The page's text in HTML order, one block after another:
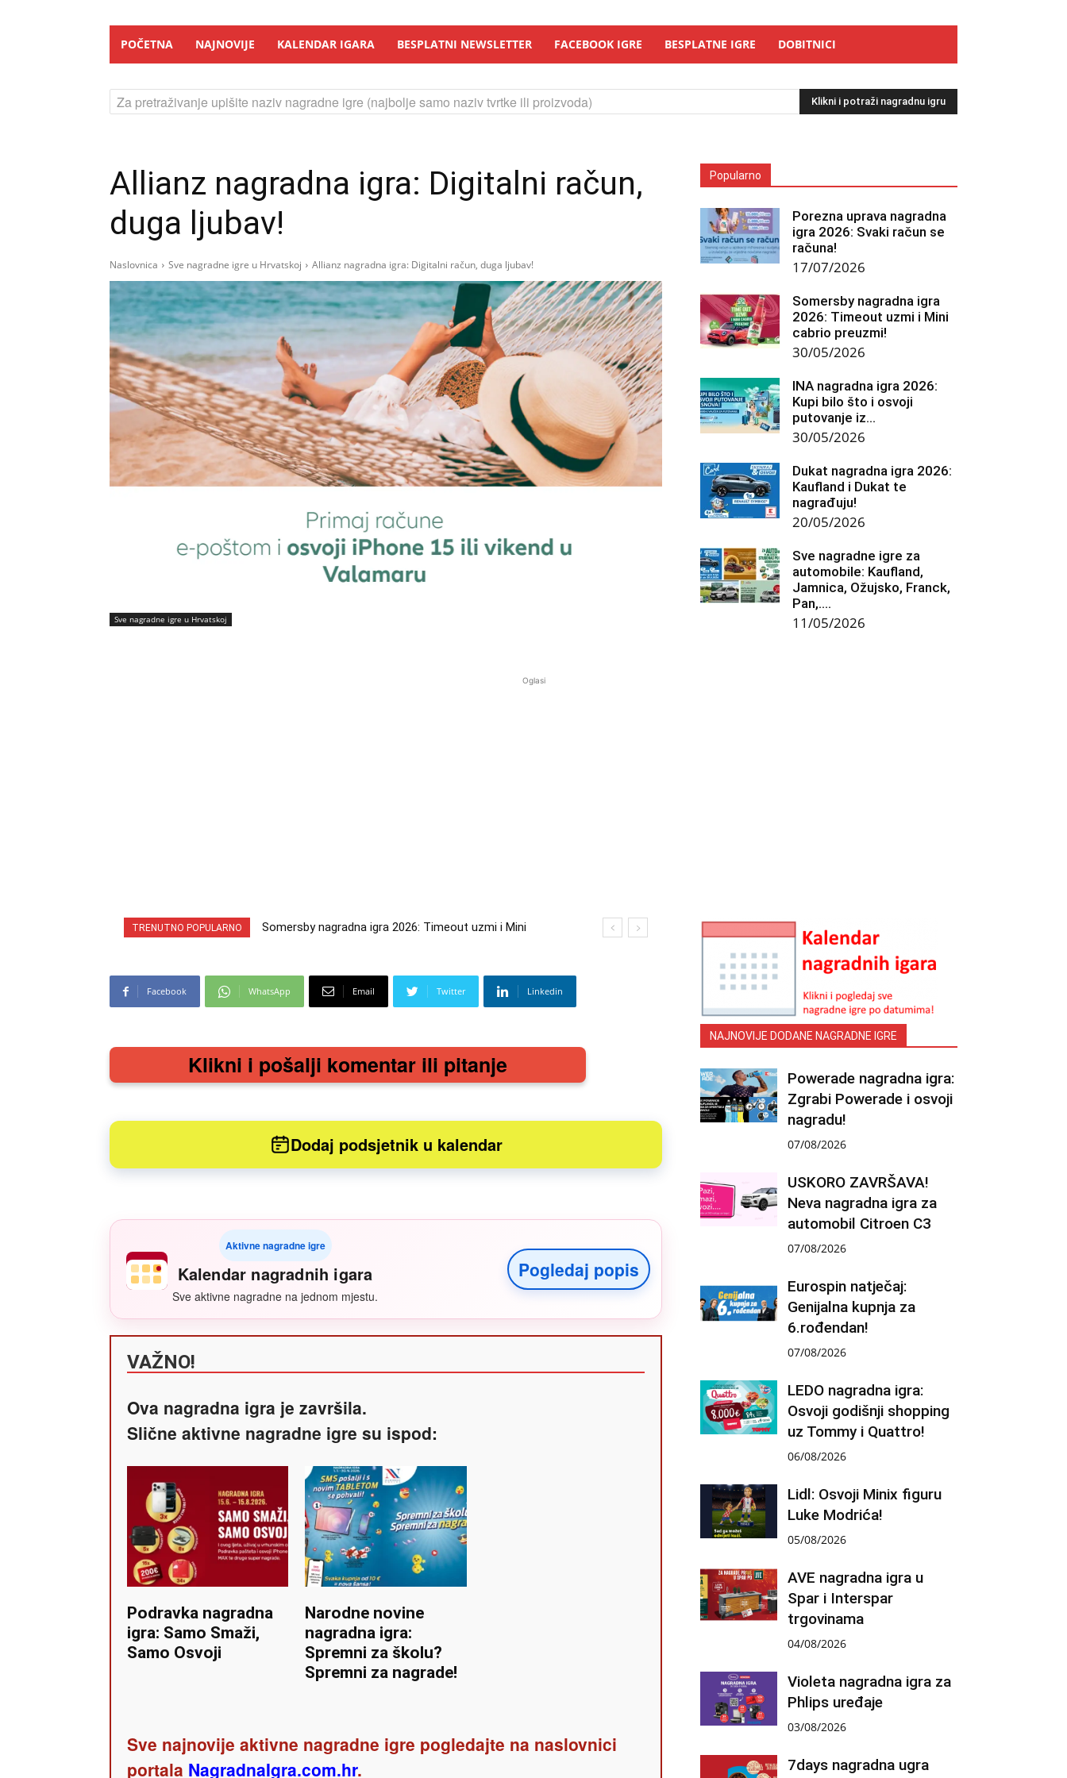
POČETNA NAJNOVIJE KALENDAR IGARA BESPLATNI NEWSLETTER FACEBOOK IGRE BESPLATNE IGRE DOBITNICI
Za pretraživanje upišite naziv nagradne igre (najbolje samo naziv tvrtke ili proizvoda) Klikni i potraži nagradnu igru
Allianz nagradna igra: Digitalni račun,
duga ljubav!
Naslovnica Sve nagradne igre u Hrvatskoj Allianz nagradna igra: Digitalni račun, duga ljubav!
Sve nagradne igre u Hrvatskoj
Popularno
Porezna uprava nagradna
igra 2026: Svaki račun se
računa!
17/07/2026
Somersby nagradna igra
2026: Timeout uzmi i Mini
cabrio preuzmi!
30/05/2026
INA nagradna igra 2026:
Kupi bilo što i osvoji
putovanje iz...
30/05/2026
Dukat nagradna igra 2026:
Kaufland i Dukat te
nagrađuju!
20/05/2026
Sve nagradne igre za
automobile: Kaufland,
Jamnica, Ožujsko, Franck,
Pan,….
11/05/2026
Oglasi
TRENUTNO POPULARNO
Somersby nagradna igra 2026: Timeout uzmi i Mini
INA nagradna igra 2026: Kupi bilo što i osvoji putovanje
Facebook WhatsApp Email Twitter Linkedin
Klikni i pošalji komentar ili pitanje
Dodaj podsjetnik u kalendar
Aktivne nagradne igre
Kalendar nagradnih igara
Sve aktivne nagradne na jednom mjestu.
Pogledaj popis
VAŽNO!
Ova nagradna igra je završila.
Slične aktivne nagradne igre su ispod:
Podravka nagradna
igra: Samo Smaži,
Samo Osvoji
Narodne novine
nagradna igra:
Spremni za školu?
Spremni za nagrade!
Sve najnovije aktivne nagradne igre pogledajte na naslovnici
portala NagradnaIgra.com.hr.
NAJNOVIJE DODANE NAGRADNE IGRE
Powerade nagradna igra:
Zgrabi Powerade i osvoji
nagradu!
07/08/2026
USKORO ZAVRŠAVA!
Neva nagradna igra za
automobil Citroen C3
07/08/2026
Eurospin natječaj:
Genijalna kupnja za
6.rođendan!
07/08/2026
LEDO nagradna igra:
Osvoji godišnji shopping
uz Tommy i Quattro!
06/08/2026
Lidl: Osvoji Minix figuru
Luke Modrića!
05/08/2026
AVE nagradna igra u
Spar i Interspar
trgovinama
04/08/2026
Violeta nagradna igra za
Phlips uređaje
03/08/2026
7days nagradna ugra